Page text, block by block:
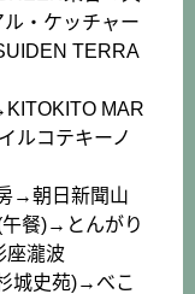
・ケッチャー
TERRA
MAR
ルコテキーノ
→朝日新聞山
餐)→とんがり
座瀧波
城史苑)→べこ